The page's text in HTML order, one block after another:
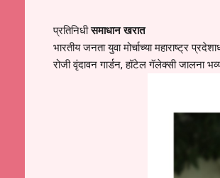
प्रतिनिधीसमाधान खरात
भारतीय जनता युवा मोर्चाच्या महाराष्ट्र
रोजी वृंदावन गार्डन, हॉटेल गॅलेक्सी जालना